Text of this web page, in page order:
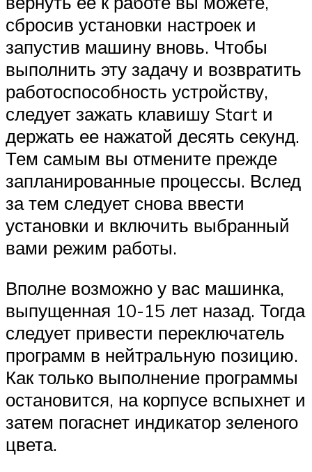
сбросив установки настроек и
запустив машину вновь. Чтобы
выполнить эту задачу и возвратить
работоспособность устройству,
следует зажать клавишу Start и
держать ее нажатой десять секунд.
Тем самым вы отмените прежде
запланированные процессы. Вслед
за тем следует снова ввести
установки и включить выбранный
вами режим работы.
Вполне возможно у вас машинка,
выпущенная 10-15 лет назад. Тогда
следует привести переключатель
программ в нейтральную позицию.
Как только выполнение программы
остановится, на корпусе вспыхнет и
затем погаснет индикатор зеленого
цвета.